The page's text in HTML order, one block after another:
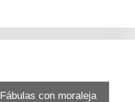
Fábulas con moraleja